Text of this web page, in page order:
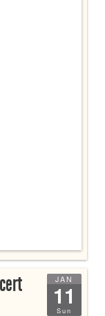
JAN
11
Sun